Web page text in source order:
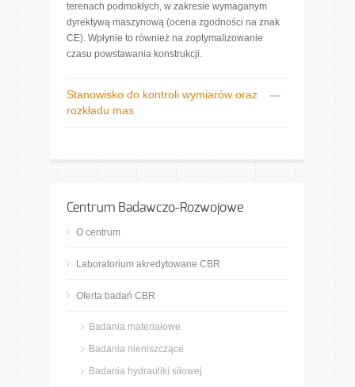
terenach podmokłych, w zakresie wymaganym
dyrektywą maszynową (ocena zgodności na znak
CE). Wpłynie to również na zoptymalizowanie
czasu powstawania konstrukcji.
Stanowisko do kontroli wymiarów oraz
rozkładu mas
Centrum Badawczo-Rozwojowe
O centrum
Laboratorium akredytowane CBR
Oferta badań CBR
Badania materiałowe
Badania nieniszczące
Badania hydrauliki siłowej